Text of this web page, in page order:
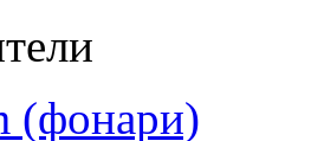
(фонари)